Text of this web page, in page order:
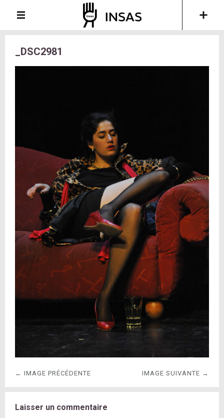
_DSC2981
← IMAGE PRÉCÉDENTE IMAGE SUIVANTE →
Laisser un commentaire